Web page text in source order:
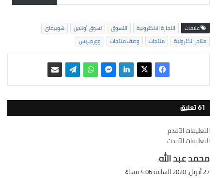
علامات التجارة الالكترونية التسوق تسوق أونلاين
شوبيفاي
متاجر الكترونية
منتجات وصف منتجات ووردبريس
61 تعليق
تصفّح
التعليقات
التعليقات الأقدم
التعليقات الأحدث
ي
ق
محمد عبد الله:
27 أبريل، 2020 الساعة 4:06 مساءً